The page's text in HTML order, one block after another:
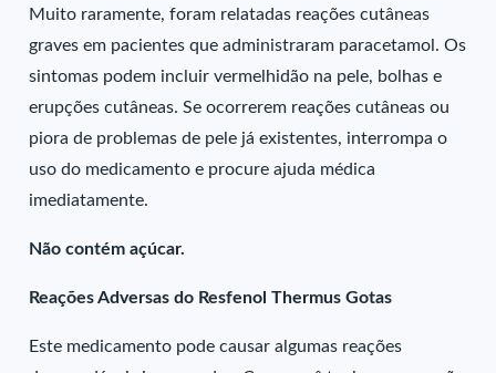
Muito raramente, foram relatadas reações cutâneas
graves em pacientes que administraram paracetamol. Os
sintomas podem incluir vermelhidão na pele, bolhas e
erupções cutâneas. Se ocorrerem reações cutâneas ou
piora de problemas de pele já existentes, interrompa o
uso do medicamento e procure ajuda médica
imediatamente.
Não contém açúcar.
Reações Adversas do Resfenol Thermus Gotas
Este medicamento pode causar algumas reações